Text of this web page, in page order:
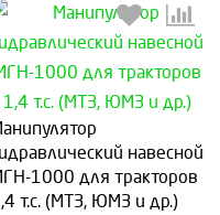
навесной
1000 для тракторов
т.с. (МТЗ, ЮМЗ и др.)
Выберите количество:
Продолжить Отмена